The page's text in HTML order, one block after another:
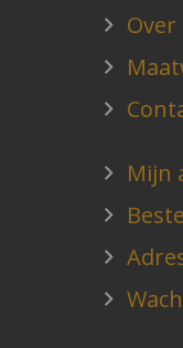
Over
Mijn